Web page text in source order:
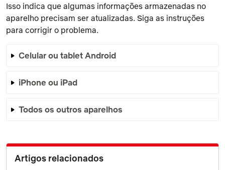
Isso indica que algumas informações armazenadas no
aparelho precisam ser atualizadas. Siga as instruções
para corrigir o problema.
Celular ou tablet Android
iPhone ou iPad
Todos os outros aparelhos
Artigos relacionados